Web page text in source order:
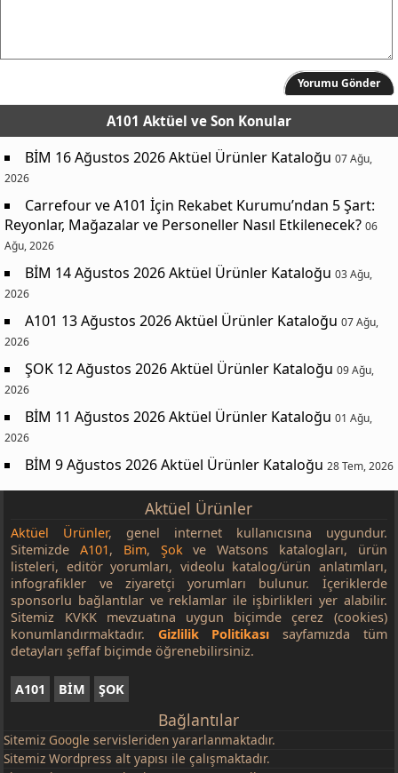
Yorumu Gönder
A101 Aktüel ve Son Konular
BİM 16 Ağustos 2026 Aktüel Ürünler Kataloğu 07 Ağu,
2026
Carrefour ve A101 İçin Rekabet Kurumu’ndan 5 Şart:
Reyonlar, Mağazalar ve Personeller Nasıl Etkilenecek? 06
Ağu, 2026
BİM 14 Ağustos 2026 Aktüel Ürünler Kataloğu 03 Ağu,
2026
A101 13 Ağustos 2026 Aktüel Ürünler Kataloğu 07 Ağu,
2026
ŞOK 12 Ağustos 2026 Aktüel Ürünler Kataloğu 09 Ağu,
2026
BİM 11 Ağustos 2026 Aktüel Ürünler Kataloğu 01 Ağu,
2026
BİM 9 Ağustos 2026 Aktüel Ürünler Kataloğu 28 Tem, 2026
Aktüel Ürünler
Aktüel Ürünler, genel internet kullanıcısına uygundur.
SitemizdeA101, Bim, Şokve Watsons katalogları, ürün
listeleri, editör yorumları, videolu katalog/ürün anlatımları,
infografikler ve ziyaretçi yorumları bulunur. İçeriklerde
sponsorlu bağlantılar ve reklamlar ile işbirlikleri yer alabilir.
Sitemiz KVKK mevzuatına uygun biçimde çerez (cookies)
konumlandırmaktadır. Gizlilik Politikası sayfamızda tüm
detayları şeffaf biçimde öğrenebilirsiniz.
A101 BİM ŞOK
Bağlantılar
Sitemiz Google servisleriden yararlanmaktadır.
Sitemiz Wordpress alt yapısı ile çalışmaktadır.